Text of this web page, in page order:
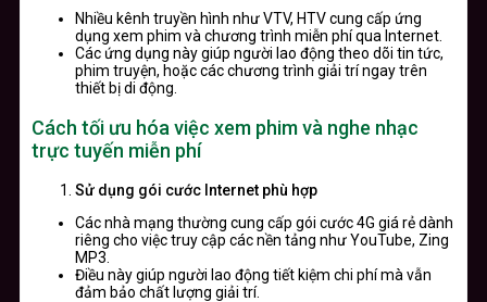
Nhiều kênh truyền hình như VTV, HTV cung cấp ứng
dụng xem phim và chương trình miễn phí qua Internet.
Các ứng dụng này giúp người lao động theo dõi tin tức,
phim truyện, hoặc các chương trình giải trí ngay trên
thiết bị di động.
Cách tối ưu hóa việc xem phim và nghe nhạc
trực tuyến miễn phí
Sử dụng gói cước Internet phù hợp
Các nhà mạng thường cung cấp gói cước 4G giá rẻ dành
riêng cho việc truy cập các nền tảng như YouTube, Zing
MP3.
Điều này giúp người lao động tiết kiệm chi phí mà vẫn
đảm bảo chất lượng giải trí.